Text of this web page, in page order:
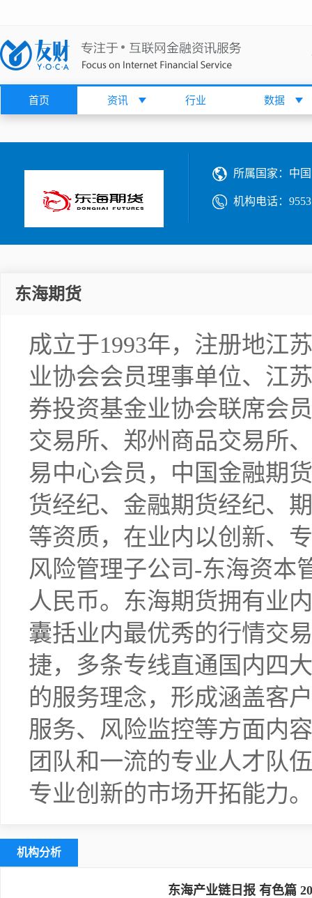
首页 资讯 行业 数据
所属国家： 中国
机构电话：
东海期货
成立于1993年，注册地江
业协会会员理事单位、江
券投资基金业协会联席会
交易所、郑州商品交易所
易中心会员，中国金融期
货经纪、金融期货经纪、
等资质，在业内以创新、
风险管理子公司-东海资本
人民币。东海期货拥有业
囊括业内最优秀的行情交
捷，多条专线直通国内四
的服务理念，形成涵盖客
服务、风险监控等方面内
团队和一流的专业人才队
专业创新的市场开拓能力。
机构分析
东海产业链日报 有色篇